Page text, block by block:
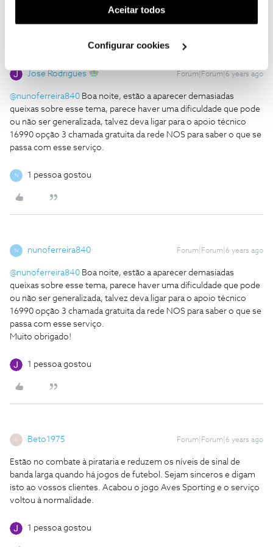
(cookies de publicidade personalizada). Pode gerir a
utilização dos cookies clicando em "Configurar
Aceitar todos
Configurar cookies
Jose Rodrigues Forum|Forum|6 years ago
@nunoferreira840 Boa noite, estão a aparecer demasiadas
queixas sobre esse tema, parece haver uma dificuldade que pode
ou não ser generalizada, talvez deva ligar para o apoio técnico
16990 opção 3 chamada gratuita da rede NOS para saber o que se
passa com esse serviço.
N 1 pessoa gostou
N nunoferreira840 Forum|Forum|6 years ago
@nunoferreira840 Boa noite, estão a aparecer demasiadas
queixas sobre esse tema, parece haver uma dificuldade que pode
ou não ser generalizada, talvez deva ligar para o apoio técnico
16990 opção 3 chamada gratuita da rede NOS para saber o que se
passa com esse serviço.
Muito obrigado!
1 pessoa gostou
Beto1975 Forum|Forum|6 years ago
Estão no combate à pirataria e reduzem os níveis de sinal de
banda larga quando há jogos de futebol. Sejam sinceros e digam
isto ao vossos clientes. Acabou o jogo Aves Sporting e o serviço
voltou à normalidade.
1 pessoa gostou